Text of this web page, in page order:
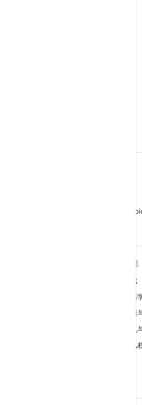
在微信中关注
发现
游戏
机器
健康
相机
隐私